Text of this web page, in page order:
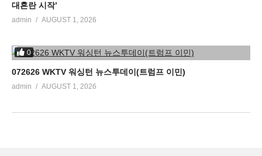
대혼란 시작’
admin AUGUST 1, 2026
0
072626 WKTV 워싱턴 뉴스투데이(트럼프 이민)
admin AUGUST 1, 2026